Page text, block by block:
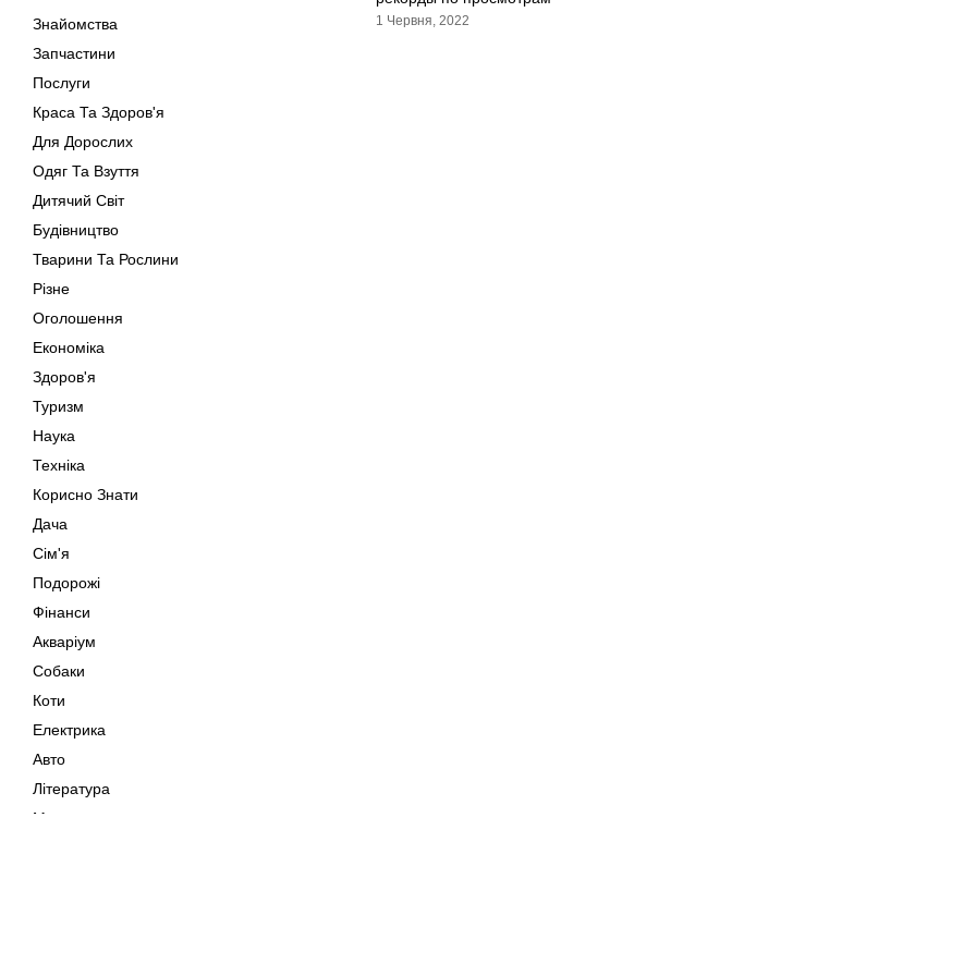
Знайомства
Запчастини
Послуги
Краса Та Здоров'я
Для Дорослих
Одяг Та Взуття
Дитячий Світ
Будівництво
Тварини Та Рослини
Різне
Оголошення
Економіка
Здоров'я
Туризм
Наука
Техніка
Корисно Знати
Дача
Сім'я
Подорожі
Фінанси
Акваріум
Собаки
Коти
Електрика
Авто
Література
Музика
1 Червня, 2022